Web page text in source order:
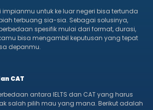
impianmu untuk ke luar negeri bisa tertunda
terbuang sia-sia. Sebagai solusinya,
spesifik mulai dari format, durasi,
bisa mengambil keputusan yang tepat
depanmu.
CAT
antara IELTS dan CAT yang harus
salah pilih mau yang mana. Berikut adalah